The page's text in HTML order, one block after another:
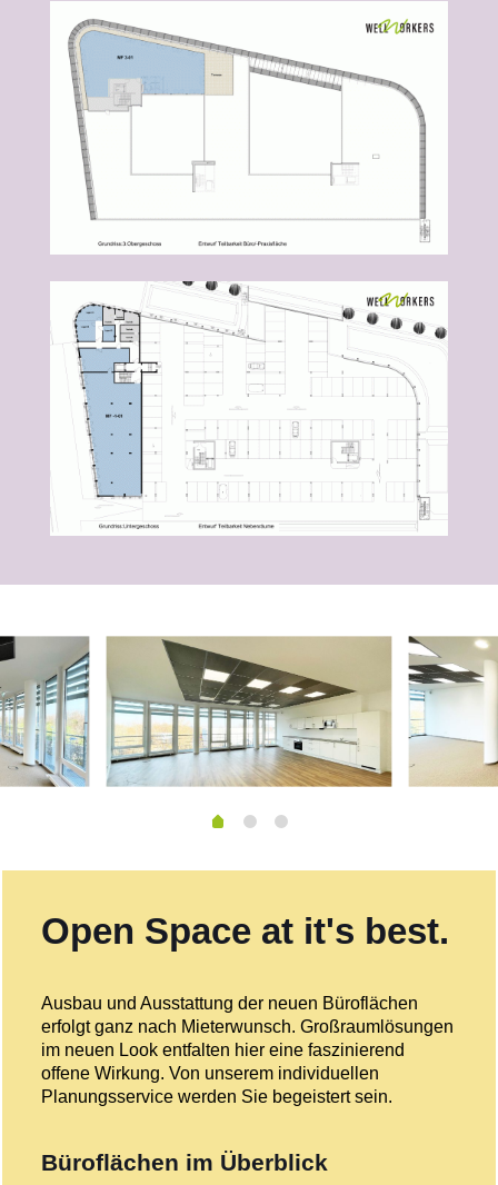
Open Space at it's best.
Ausbau und Ausstattung der neuen Büro­flächen
erfolgt ganz nach Mieter­wunsch. Großraumlösungen
im neuen Look entfalten hier eine faszi­nierend
offene Wirkung. Von unserem individuellen
Planungsservice werden Sie begeistert sein.
Büroflächen im Überblick